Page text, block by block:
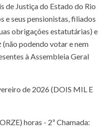
de Justiça do Estado do Rio
e seus pensionistas, filiados
obrigações estatutárias) e
podendo votar e nem
à Assembleia Geral
de 2026 (DOIS MIL E
horas - 2ª Chamada: